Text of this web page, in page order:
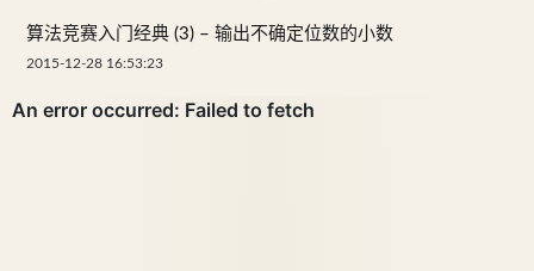
算法竞赛入门经典 (3) – 输出不确定位数的小数
2015-12-28 16:53:23